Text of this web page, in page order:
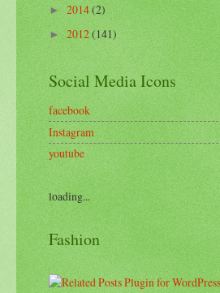
►2014(2)
►2012(141)
Social Media Icons
facebook
Instagram
youtube
loading...
Fashion